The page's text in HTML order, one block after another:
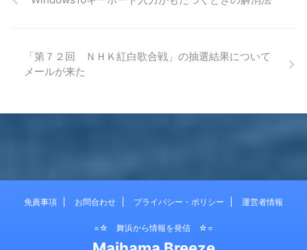
「第７２回 ＮＨＫ紅白歌合戦」の抽選結果について
メールが来た
免責事項 お問合わせ プライバシー・ポリシー 運営者情報
=☆ 舞浜から情報を発信 ☆=